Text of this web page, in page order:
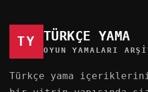
TY TÜRKÇE YAMA
OYUN YAMALARI
Türkçe yama